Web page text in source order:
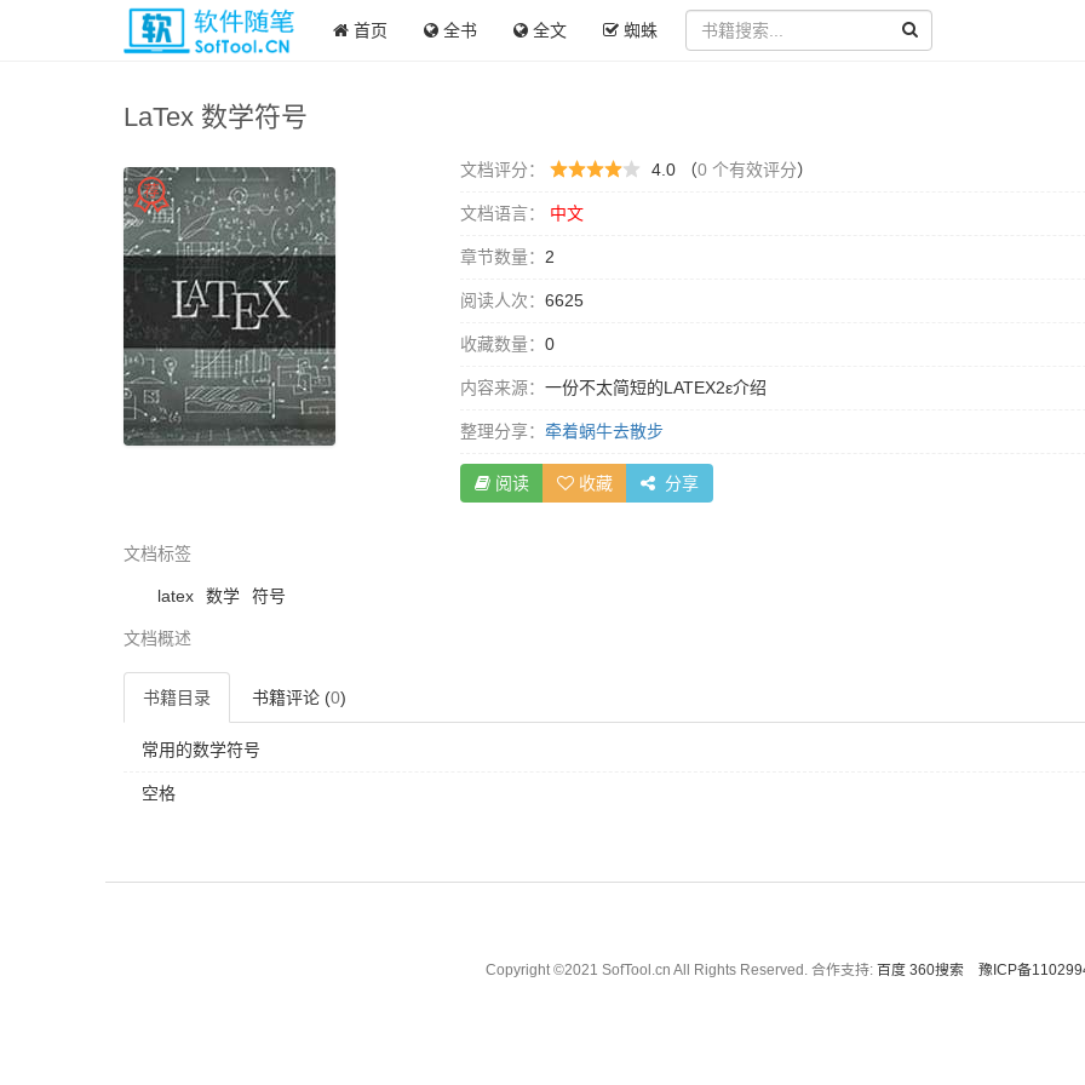
首页 全书 全文 蜘蛛
LaTex 数学符号
文档评分： 4.0 （0 个有效评分）
文档语言： 中文
章节数量： 2
阅读人次： 6625
收藏数量： 0
内容来源： 一份不太简短的LATEX2ε介绍
整理分享： 牵着蜗牛去散步
阅读 收藏 分享
文档标签
latex 数学 符号
文档概述
书籍目录 书籍评论 (0)
常用的数学符号
空格
Copyright ©2021 SofTool.cn All Rights Reserved. 合作支持: 百度 360搜索 豫ICP备